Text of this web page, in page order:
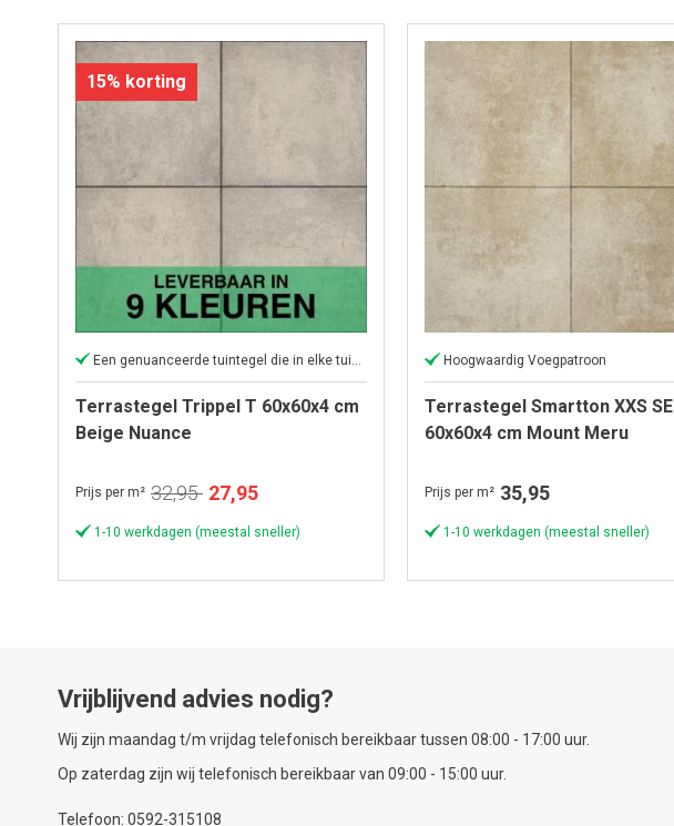
15% korting
Terrastegel Trippel T 60x60x4 cm
Beige Nuance
Prijs per m² 32,95 Speciale
prijs
27,95
1-10 werkdagen (meestal sneller)
Hoogwaardig Voegpatroon
Terrastegel Smartton XXS SE
60x60x4 cm Mount Meru
Prijs per m² 35,95
1-10 werkdagen (meestal sneller)
Vrijblijvend advies nodig?
Wij zijn maandag t/m vrijdag telefonisch bereikbaar tussen 08:00 - 17:00 uur.
Op zaterdag zijn wij telefonisch bereikbaar van 09:00 - 15:00 uur.
Telefoon: 0592-315108